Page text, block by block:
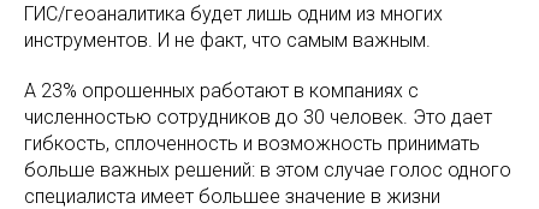
ГИС/геоаналитика будет лишь одним из многих
инструментов. И не факт, что самым важным.
А 23% опрошенных работают в компаниях с
численностью сотрудников до 30 человек. Это дает
гибкость, сплоченность и возможность принимать
больше важных решений: в этом случае голос одного
специалиста имеет большее значение в жизни